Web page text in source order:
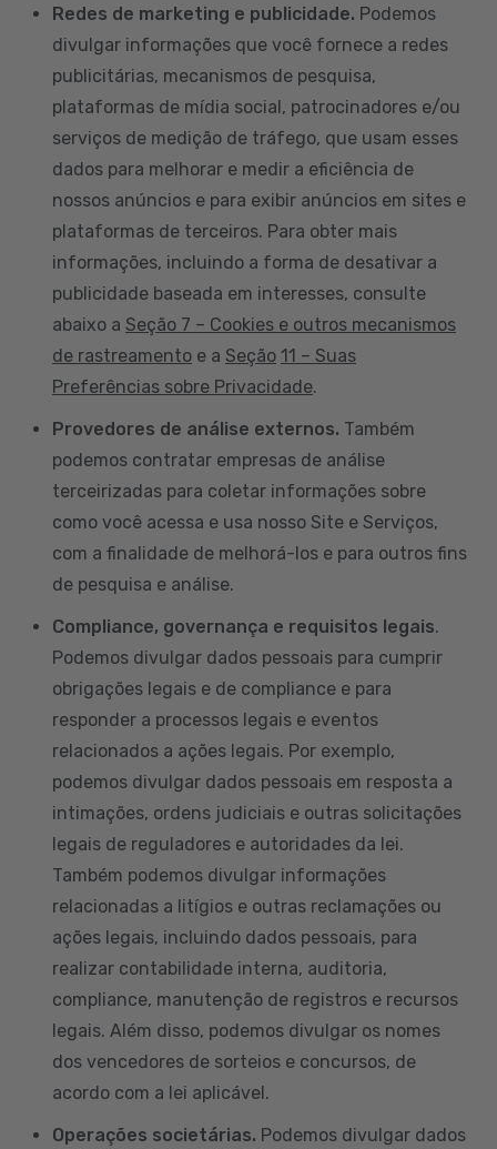
Redes de marketing e publicidade. Podemos
divulgar informações que você fornece a redes
publicitárias, mecanismos de pesquisa,
plataformas de mídia social, patrocinadores e/ou
serviços de medição de tráfego, que usam esses
dados para melhorar e medir a eficiência de
nossos anúncios e para exibir anúncios em sites e
plataformas de terceiros. Para obter mais
informações, incluindo a forma de desativar a
publicidade baseada em interesses, consulte
abaixo a Seção 7 – Cookies e outros mecanismos
de rastreamento e a Seção 11 – Suas
Preferências sobre Privacidade.
Provedores de análise externos. Também
podemos contratar empresas de análise
terceirizadas para coletar informações sobre
como você acessa e usa nosso Site e Serviços,
com a finalidade de melhorá-los e para outros fins
de pesquisa e análise.
Compliance, governança e requisitos legais.
Podemos divulgar dados pessoais para cumprir
obrigações legais e de compliance e para
responder a processos legais e eventos
relacionados a ações legais. Por exemplo,
podemos divulgar dados pessoais em resposta a
intimações, ordens judiciais e outras solicitações
legais de reguladores e autoridades da lei.
Também podemos divulgar informações
relacionadas a litígios e outras reclamações ou
ações legais, incluindo dados pessoais, para
realizar contabilidade interna, auditoria,
compliance, manutenção de registros e recursos
legais. Além disso, podemos divulgar os nomes
dos vencedores de sorteios e concursos, de
acordo com a lei aplicável.
Operações societárias. Podemos divulgar dados